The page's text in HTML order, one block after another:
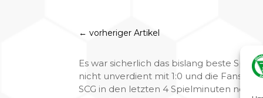
←vorheriger Artikel
Es war sicherlich das bislang beste Spiel
nicht unverdient mit 1:0 und die Fans
SCG in den letzten 4 Spielminuten noch